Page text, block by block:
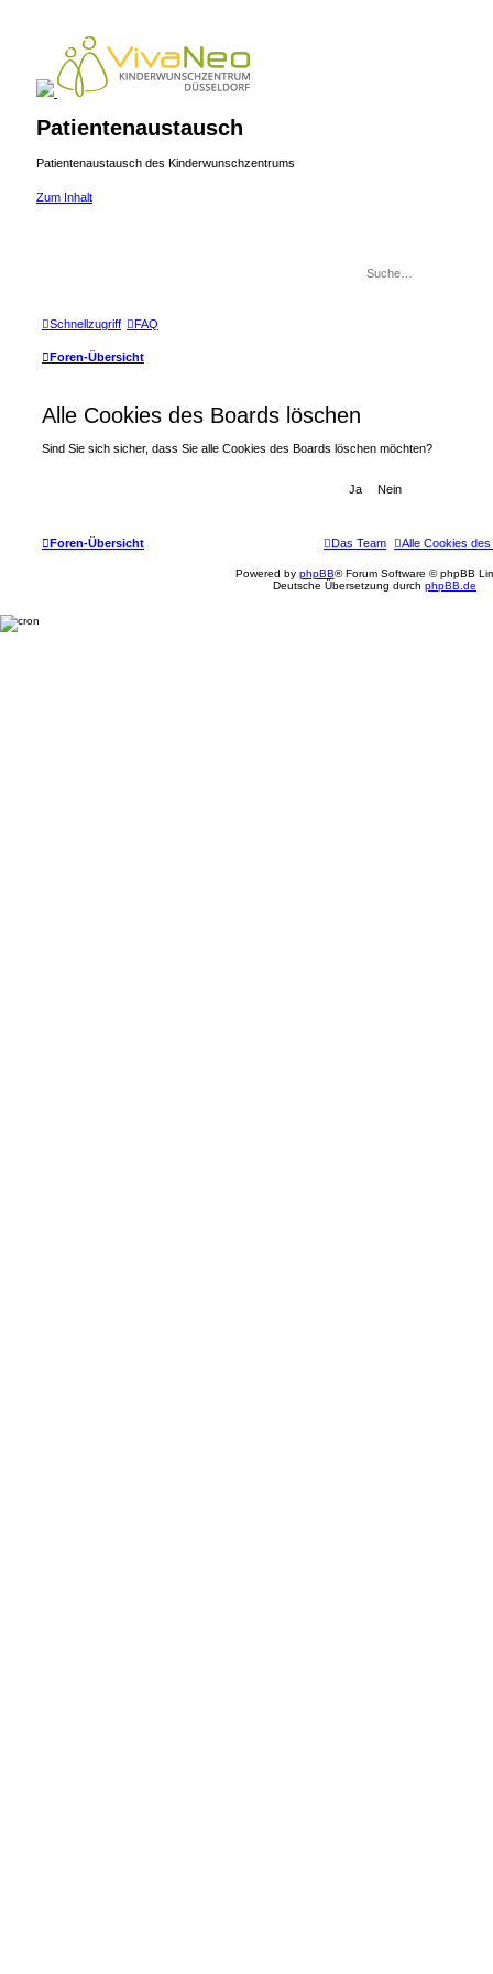
Patientenaustausch
Patientenaustausch des Kinderwunschzentrums
Zum Inhalt
Schnellzugriff FAQ
Foren-Übersicht
Alle Cookies des Boards löschen
Sind Sie sich sicher, dass Sie alle Cookies des Boards löschen möchten?
Foren-Übersicht Alle Cookies
Das Team
Powered by phpBB® Forum Software © phpBB
Deutsche Übersetzung durch phpBB.de